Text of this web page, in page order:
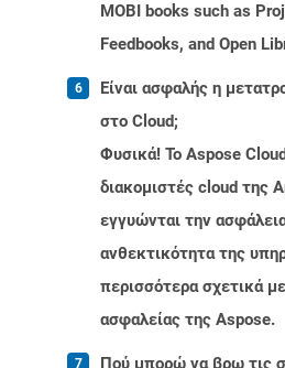
MOBI books such as
Feedbooks, and Open
Είναι ασφαλής η
στο Cloud;
Φυσικά! Το Aspose
διακομιστές cloud της
εγγυώνται την
ανθεκτικότητα της
περισσότερα σχετικά
ασφαλείας της Aspose.
Πού μπορώ να βρω τις